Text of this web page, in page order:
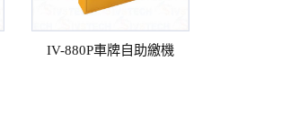
IV-880P車牌自助繳機